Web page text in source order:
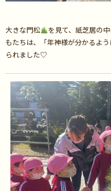
大きな門松
を見て、紙芝居の
もたちは、「年神様が分かるよ
られました♡